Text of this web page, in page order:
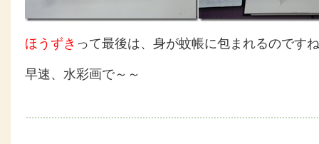
ほうずき って最後は、身が蚊帳に包まれるのです
早速、水彩画で～～